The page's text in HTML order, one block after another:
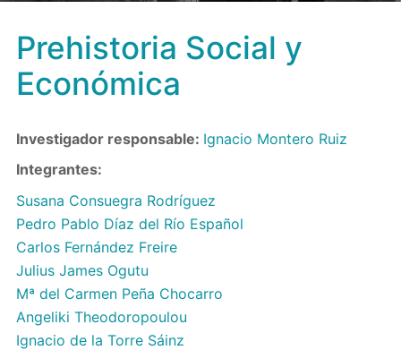
Prehistoria Social y
Económica
Investigador responsable: Ignacio Montero Ruiz
Integrantes:
Susana Consuegra Rodríguez
Pedro Pablo Díaz del Río Español
Carlos Fernández Freire
Julius James Ogutu
Mª del Carmen Peña Chocarro
Angeliki Theodoropoulou
Ignacio de la Torre Sáinz